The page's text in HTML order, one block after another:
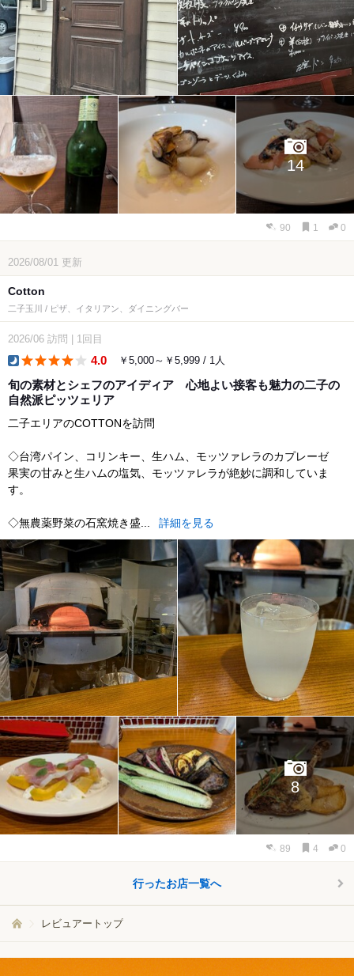
14
90 1 0
2026/08/01 更新
Cotton
二子玉川 / ピザ、イタリアン、ダイニングバー
2026/06 訪問 1回目
4.0 ￥5,000～￥5,999 / 1人
旬の素材とシェフのアイディア 心地よい接客も魅力の二子の
自然派ピッツェリア
二子エリアのCOTTONを訪問
◇台湾パイン、コリンキー、生ハム、モッツァレラのカプレーゼ
果実の甘みと生ハムの塩気、モッツァレラが絶妙に調和していま
す。
◇無農薬野菜の石窯焼き盛... 詳細を見る
8
89 4 0
行ったお店一覧へ
レビュアートップ